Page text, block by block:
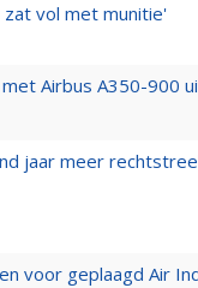
vol met munitie'
Airbus A350-900
jaar meer
voor geplaagd Air